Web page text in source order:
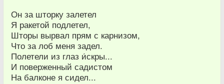
Он за шторку залетел
Я ракетой подлетел,
Шторы вырвал прям с карнизом,
Что за лоб меня задел.
Полетели из глаз и́скры...
И поверженный садистом
На балконе я сидел...